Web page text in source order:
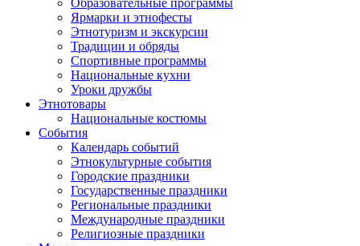
Образовательные программы
Ярмарки и этнофесты
Этнотуризм и экскурсии
Традиции и обряды
Спортивные программы
Национальные кухни
Уроки дружбы
Этнотовары
Национальные костюмы
События
Календарь событий
Этнокультурные события
Городские праздники
Государственные праздники
Региональные праздники
Международные праздники
Религиозные праздники